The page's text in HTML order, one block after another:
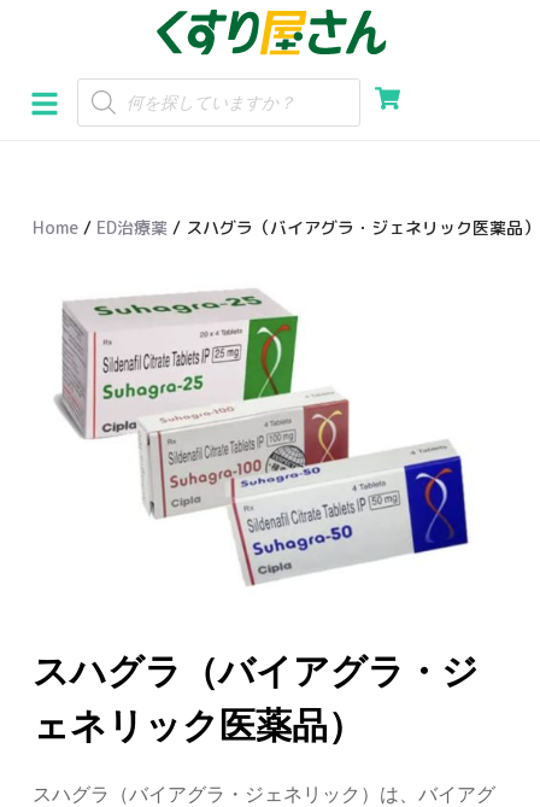
ン
テ
スHome / ED治療薬 / スハグラ（バイアグラ・ジェネリック医薬品）
スハグラ（バイアグラ・ジ
ェネリック医薬品）
スハグラ（バイアグラ・ジェネリック）は、バイアグ